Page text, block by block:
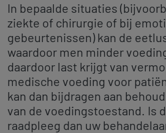
In bepaalde situaties
ziekte of chirurgie of bij
gebeurtenissen) kan de
waardoor men minder
daardoor last krijgt van
medische voeding voor
kan dan bijdragen aan
van de voedingstoestand. Is
raadpleeg dan uw